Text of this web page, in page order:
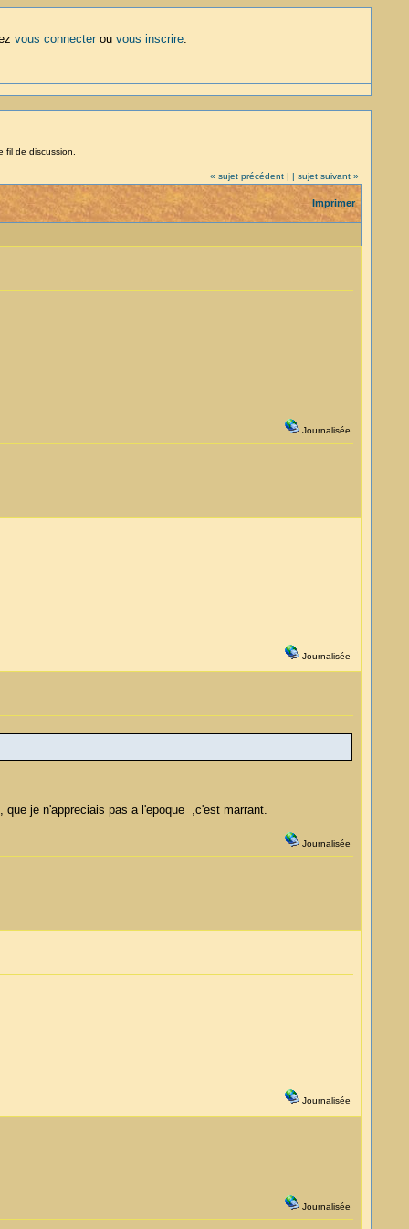
vous connecterou vous inscrire.
fil de discussion.
« sujet précédent | | sujet suivant »
Imprimer
Journalisée
Journalisée
je n'appreciais pas a l'epoque ,c'est marrant.
Journalisée
Journalisée
Journalisée